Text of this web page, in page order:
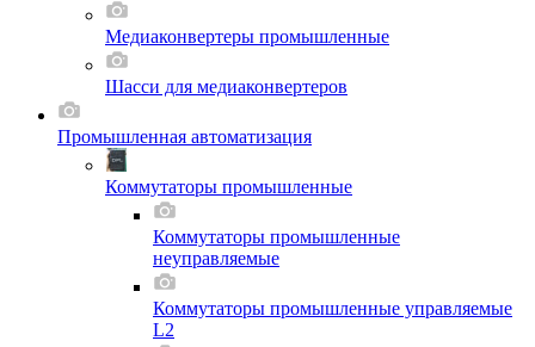
Медиаконвертеры промышленные
Шасси для мeдиаконвертеров
Промышленная автоматизация
Коммутаторы промышленные
Коммутаторы промышленные
неуправляемые
Коммутаторы промышленные управляемые
L2